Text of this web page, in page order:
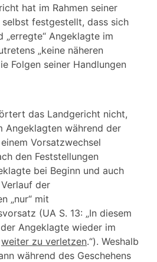
hat im Rahmen seiner
festgestellt, dass sich
„erregte“ Angeklagte im
„keine näheren
Folgen seiner Handlungen
das Landgericht nicht,
Angeklagten während der
Vorsatzwechsel
den Feststellungen
bei Beginn und auch
der
„nur“ mit
(UA S. 13: „In diesem
Angeklagte wieder im
weiter zu verletzen.“). Weshalb
während des Geschehens